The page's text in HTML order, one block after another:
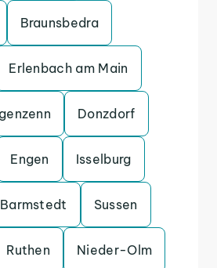
Braunsbedra
Erlenbach am Main
Donzdorf
Engen Isselburg
Barmstedt Sussen
Ruthen Nieder-Olm